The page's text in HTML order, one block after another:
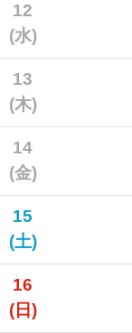
12
(水)
13
(木)
14
(金)
15
(土)
16
(日)